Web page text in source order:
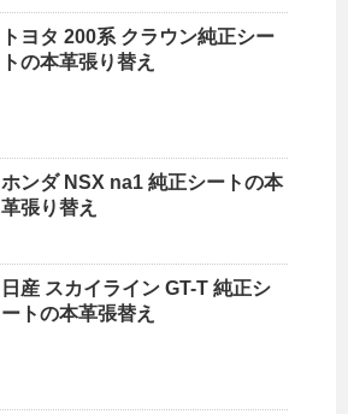
トヨタ 200系 クラウン純正シー
トの本革張り替え
ホンダ NSX na1 純正シートの本
革張り替え
日産 スカイライン GT-T 純正シ
ートの本革張替え